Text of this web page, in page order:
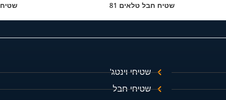
שטיח חבל טלאים 81 שטיח FARMHOSE NAT
שטיחי וינטג'
שטיחי חבל